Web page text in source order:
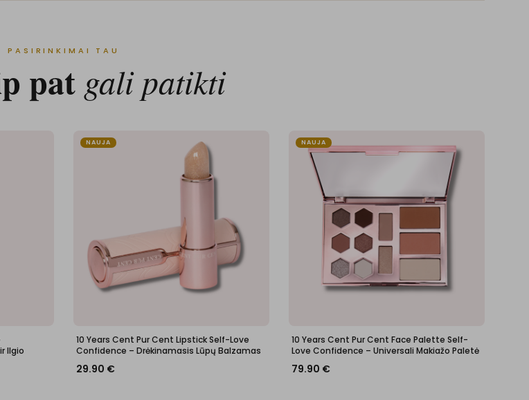
PASIRINKIMAI TAU
pat gali patikti
Ilgio
NAUJA
10 Years Cent Pur Cent Lipstick Self-Love
Confidence – Drėkinamasis Lūpų Balzamas
29.90 €
NAUJA
10 Years Cent Pur Cent Face Palette Self-
Love Confidence – Universali Makiažo Paletė
79.90 €